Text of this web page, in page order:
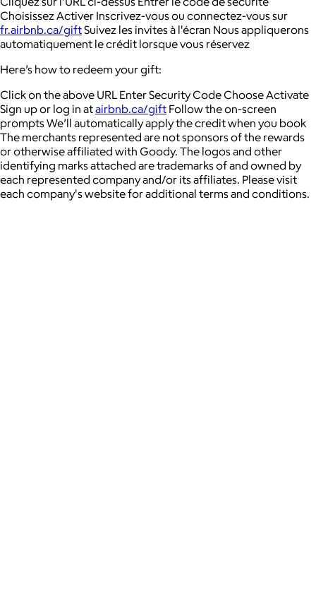
Choisissez Activer Inscrivez-vous ou connectez-vous sur
fr.airbnb.ca/giftSuivez les invites à l'écran Nous appliquerons
automatiquement le crédit lorsque vous réservez
Here’s how to redeem your gift:
Click on the above URL Enter Security Code Choose Activate
Sign up or log in atairbnb.ca/gift Follow the on-screen
prompts We’ll automatically apply the credit when you book
The merchants represented are not sponsors of the rewards
or otherwise affiliated with Goody. The logos and other
identifying marks attached are trademarks of and owned by
each represented company and/or its affiliates. Please visit
each company's website for additional terms and conditions.